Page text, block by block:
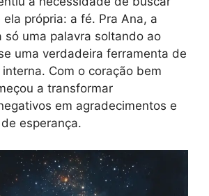
ela própria: a fé. Pra Ana, a
só uma palavra soltando ao
uma verdadeira ferramenta de
Com o coração bem
a transformar
em agradecimentos e
esperança.